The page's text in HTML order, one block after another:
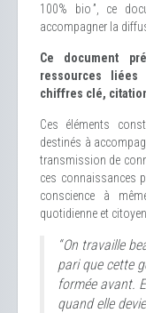
100% bio ”, ce
accompagner la
Ce document
ressources
chiffres clé,
Ces éléments
destinés à
transmission de
ces connaissances
conscience à
quotidienne et
“ On travaille
pari que cette
formée avant.
quand elle